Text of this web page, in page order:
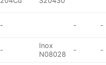
- - -
-
Inox
N08028
- -